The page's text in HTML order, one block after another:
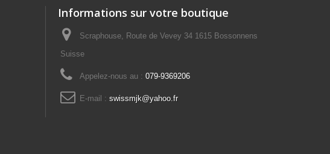
Informations sur votre boutique
Scraphouse, Route de Vevey 34 1615 Bossonnens
Suisse
Appelez-nous au : 079-9369206
E-mail : swissmjk@yahoo.fr